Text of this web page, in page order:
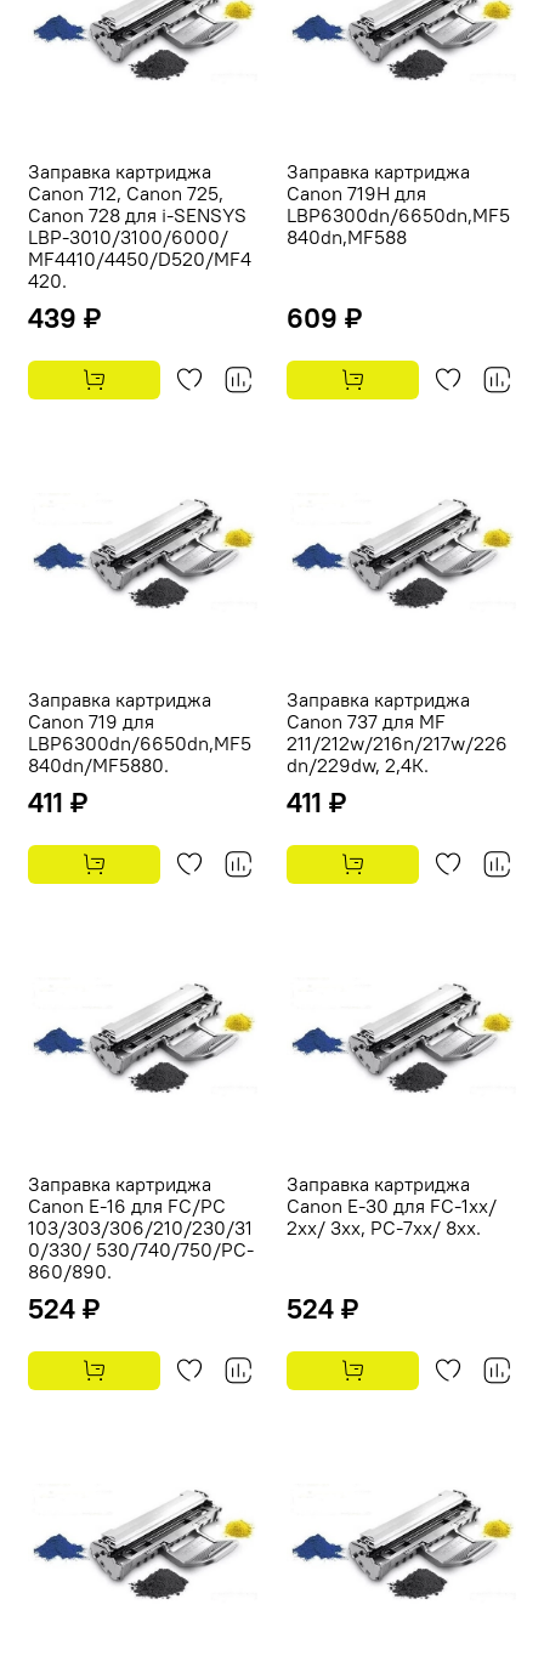
Заправка картриджа
Canon 712, Canon 725,
Canon 728 для i-SENSYS
LBP-3010/3100/6000/
MF4410/4450/D520/MF4
420.
439 ₽
Заправка картриджа
Canon 719H для
LBP6300dn/6650dn,MF5
840dn,MF588
609 ₽
Заправка картриджа
Canon 719 для
LBP6300dn/6650dn,MF5
840dn/MF5880.
411 ₽
Заправка картриджа
Canon 737 для MF
211/212w/216n/217w/226
dn/229dw, 2,4К.
411 ₽
Заправка картриджа
Canon E-16 для FC/PC
103/303/306/210/230/31
0/330/ 530/740/750/PC-
860/890.
524 ₽
Заправка картриджа
Canon E-30 для FC-1xx/
2xx/ 3xx, PC-7хх/ 8xx.
524 ₽